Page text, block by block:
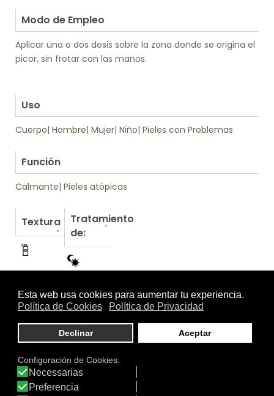
Modo de Empleo
Aplicar una o dos dosis sobre la zona donde se origina el
picor, sin frotar con las manos.
Uso
Cuerpo| Hombre| Mujer| Niño| Pieles con Problemas
Función
Calmante| Pieles atópicas
Textura
Tratamiento
de:
Otros productos de Eucerin